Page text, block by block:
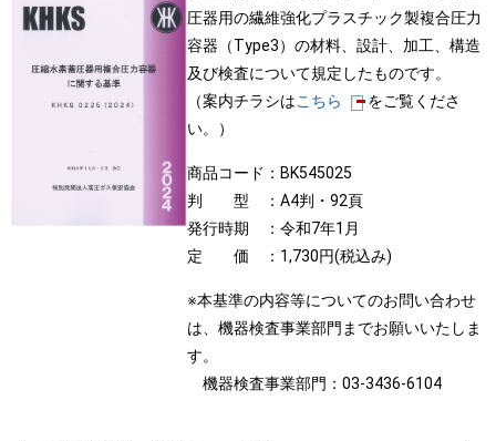
圧器用の繊維強化プラスチック製複合圧力
容器（Type3）の材料、設計、加工、構造
及び検査について規定したものです。
（案内チラシはこちら
をご覧くださ
い。）
商品コード：BK545025
判 型 ：A4判・92頁
発行時期 ：令和7年1月
定 価 ：1,730円(税込み)
※本基準の内容等についてのお問い合わせ
は、機器検査事業部門までお願いいたしま
す。
機器検査事業部門：03-3436-6104